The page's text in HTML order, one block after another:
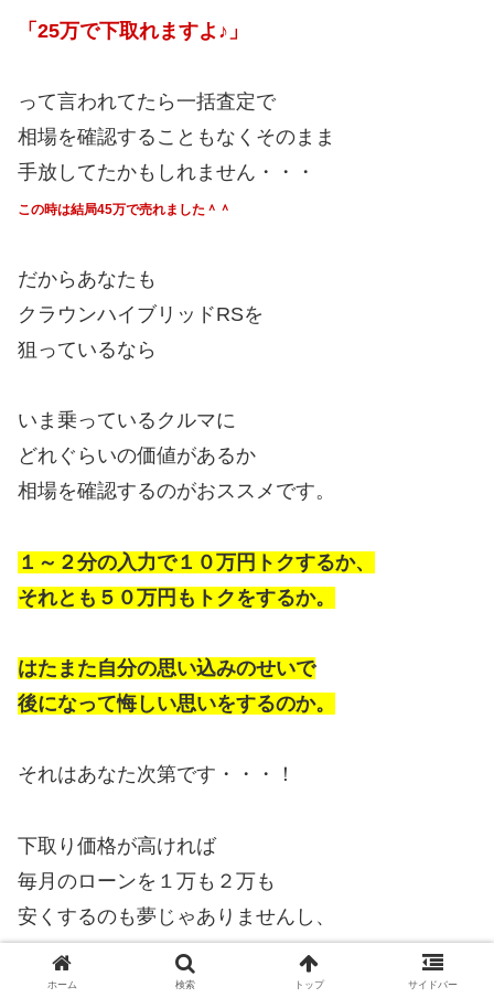
「25万で下取れますよ♪」
って言われてたら一括査定で
相場を確認することもなくそのまま
手放してたかもしれません・・・
この時は結局45万で売れました＾＾
だからあなたも
クラウンハイブリッドRSを
狙っているなら
いま乗っているクルマに
どれぐらいの価値があるか
相場を確認するのがおススメです。
１～２分の入力で１０万円トクするか、
それとも５０万円もトクをするか。
はたまた自分の思い込みのせいで
後になって悔しい思いをするのか。
それはあなた次第です・・・！
下取り価格が高ければ
毎月のローンを１万も２万も
安くするのも夢じゃありませんし、
クラウンハイブリッドRSの
ホーム 検索 トップ サイドバー